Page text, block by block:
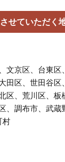
せていただく
文京区、台東区
田区、世田谷区
区、荒川区、板
、調布市、武蔵
村